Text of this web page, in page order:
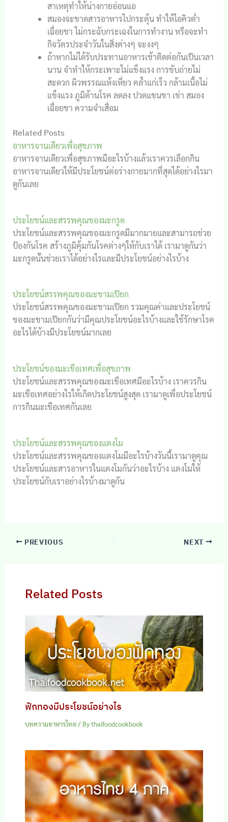
สาเหตุทำให้น่างกายอ่อนแอ
สมองจะขาดสารอาหารไปกระตุ้น ทำให้ไอคิวต่ำ
เฉื่อยชา ไม่กระฉับกระเฉงในการทำงาน หรือจะทำ
กิจวัตรประจำวันในสิ่งต่างๆ จะงงๆ
ถ้าหากไม่ได้รับประทานอาหารเช้าติดต่อกันเป็นเวลา
นาน จำทำให้กระเพาะไม่แข็งแรง การขับถ่ายไม่
สะดวก ผิวพรรณแห้งเหี่ยว คล้ำแก่เร็ว กล้ามเนื้อไม่
แข็งแรง ภูมิต้านโรค ลดลง ปวดแขนขา เข่า สมอง
เฉื่อยชา ความจำเสื่อม
Related Posts
อาหารจานเดียวเพื่อสุขภาพ
อาหารจานเดียวเพื่อสุขภาพมีอะไรบ้างแล้วเราควรเลือกกิน
อาหารจานเดียวให้มีประโยชน์ต่อร่างกายมากที่สุดได้อย่างไรมา
ดูกันเลย
ประโยชน์และสรรพคุณของมะกรูด
ประโยชน์และสรรพคุณของมะกรูดมีมากมายและสามารถช่วย
ป้องกันโรค สร้างภูมิคุ้มกันโรคต่างๆให้กับเราได้ เรามาดูกันว่า
มะกรูดนั้นช่วยเราได้อย่างไรและมีประโยชน์อย่างไรบ้าง
ประโยชน์สรรพคุณของมะขามเปียก
ประโยชน์สรรพคุณของมะขามเปียก รวมคุณค่าและประโยชน์
ของมะขามเปียกกันว่ามีคุณประโยชน์อะไรบ้างและใช้รักษาโรค
อะไรได้บ้างมีประโยชน์มากเลย
ประโยชน์ของมะเขือเทศเพื่อสุขภาพ
ประโยชน์และสรรพคุณของมะเขือเทศมีอะไรบ้าง เราควรกิน
มะเขือเทศอย่างไรให้เกิดประโยชน์สูงสุด เรามาดูเพื่อประโยชน์
การกินมะเขือเทศกันเลย
ประโยชน์และสรรพคุณของแตงโม
ประโยชน์และสรรพคุณของแตงโมมีอะไรบ้างวันนี้เรามาดูคุณ
ประโยชน์และสารอาหารในแตงโมกันว่าอะไรบ้าง แตงโมให้
ประโยชน์กับเราอย่างไรบ้างมาดูกัน
PREVIOUS NEXT
Related Posts
ฟักทองมีประโยชน์อย่างไร
บทความอาหารไทย/ Bythaifoodcookbook